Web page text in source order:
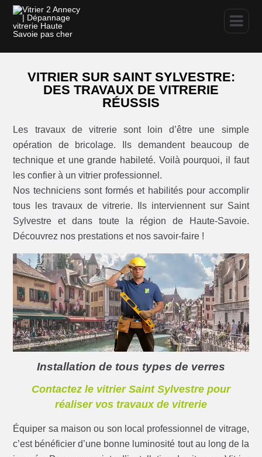
VITRIER SUR SAINT SYLVESTRE:
DES TRAVAUX DE VITRERIE
RÉUSSIS
Les travaux de vitrerie sont loin d’être une simple
opération de bricolage. Ils demandent beaucoup de
technique et une grande habileté. Voilà pourquoi, il faut
les confier à un vitrier professionnel.
Nos techniciens sont formés et habilités pour accomplir
tous les travaux de vitrerie. Ils interviennent sur Saint
Sylvestre et dans toute la région de Haute-Savoie.
Découvrez nos prestations et nos savoir-faire !
Installation de tous types de verres
Contactez le vitrier Saint Sylvestre pour
réaliser vos travaux de vitrerie
Équiper sa maison ou son local professionnel de vitrage,
c’est bénéficier d’une bonne luminosité tout au long de la